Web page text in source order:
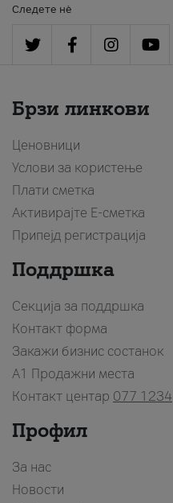
Следете нè
Брзи линкови
Ценовници
Услови за користење
Плати сметка
Активирајте Е-сметка
Припејд регистрација
Поддршка
Секција за поддршка
Контакт форма
Закажи бизнис состанок
A1 Продажни места
Контакт центар 077 1234
Профил
За нас
Новости